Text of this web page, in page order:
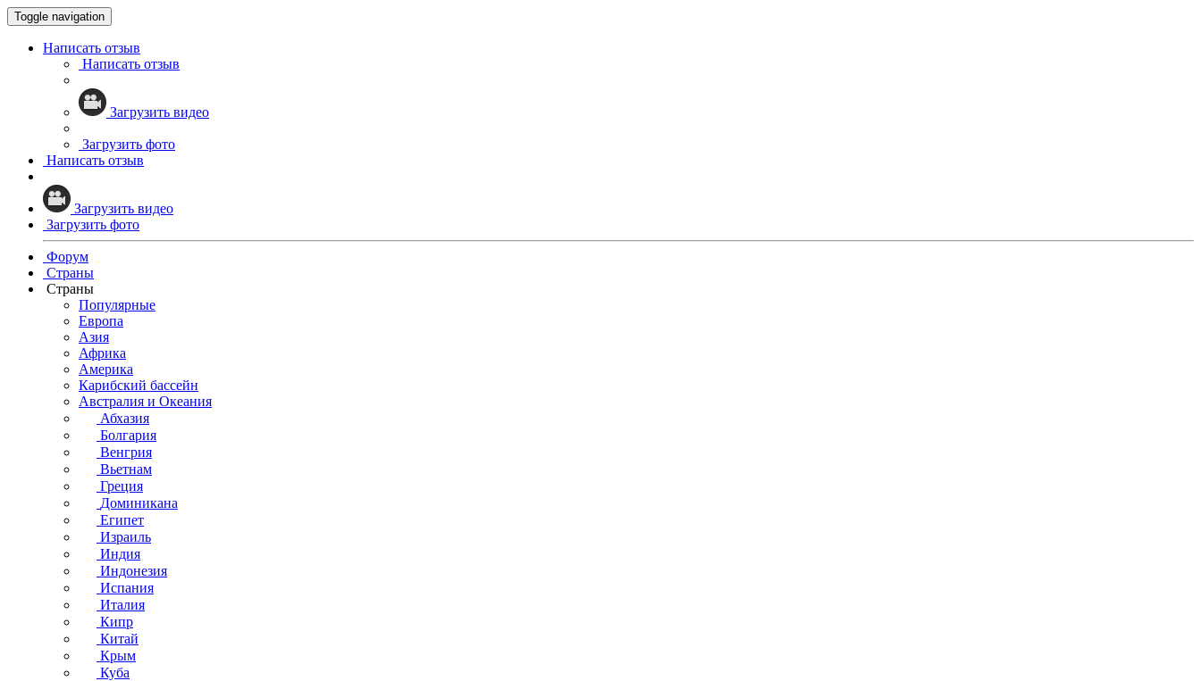
Toggle navigation
Написать отзыв
Написать отзыв
Загрузить видео
Загрузить фото
Написать отзыв
Загрузить видео
Загрузить фото
Форум
Страны
Страны
Популярные
Европа
Азия
Африка
Америка
Карибский бассейн
Австралия и Океания
Абхазия
Болгария
Венгрия
Вьетнам
Греция
Доминикана
Египет
Израиль
Индия
Индонезия
Испания
Италия
Кипр
Китай
Крым
Куба